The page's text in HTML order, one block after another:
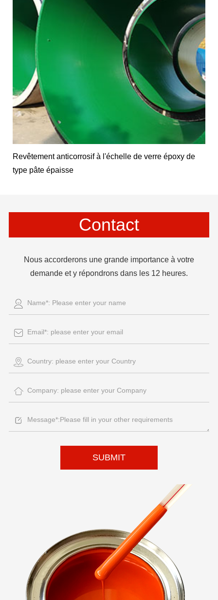
Revêtement anticorrosif à l'échelle de verre époxy de
type pâte épaisse
Contact
Nous accorderons une grande importance à votre
demande et y répondrons dans les 12 heures.
SUBMIT